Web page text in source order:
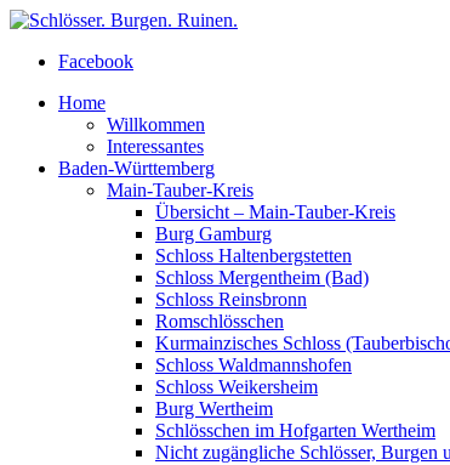
Facebook
Home
Willkommen
Interessantes
Baden-Württemberg
Main-Tauber-Kreis
Übersicht – Main-Tauber-Kreis
Burg Gamburg
Schloss Haltenbergstetten
Schloss Mergentheim (Bad)
Schloss Reinsbronn
Romschlösschen
Kurmainzisches Schloss
Schloss Waldmannshofen
Schloss Weikersheim
Burg Wertheim
Schlösschen im Hofgarten Wertheim
Nicht zugängliche Schlösser, Burgen